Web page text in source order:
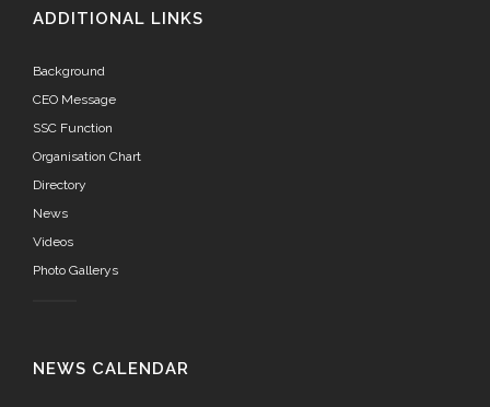
ADDITIONAL LINKS
Background
CEO Message
SSC Function
Organisation Chart
Directory
News
Videos
Photo Gallerys
NEWS CALENDAR